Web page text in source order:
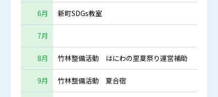
6月 新町SDGs教室
7月
8月 竹林整備活動 はにわの里夏祭り運営補助
9月 竹林整備活動 夏合宿